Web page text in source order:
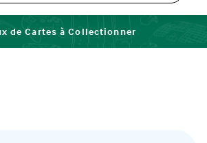
de Cartes à Collectionner